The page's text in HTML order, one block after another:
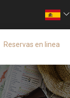
Reservas en linea